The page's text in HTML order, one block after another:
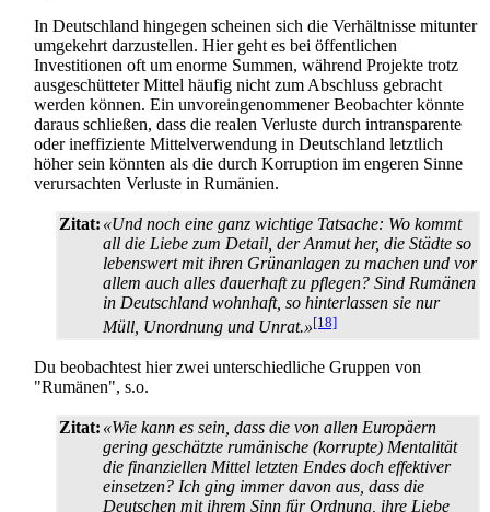
In Deutschland hingegen scheinen sich die Verhältnisse mitunter
umgekehrt darzustellen. Hier geht es bei öffentlichen
Investitionen oft um enorme Summen, während Projekte trotz
ausgeschütteter Mittel häufig nicht zum Abschluss gebracht
werden können. Ein unvoreingenommener Beobachter könnte
daraus schließen, dass die realen Verluste durch intransparente
oder ineffiziente Mittelverwendung in Deutschland letztlich
höher sein könnten als die durch Korruption im engeren Sinne
verursachten Verluste in Rumänien.
Zitat: «Und noch eine ganz wichtige Tatsache: Wo kommt
all die Liebe zum Detail, der Anmut her, die Städte so
lebenswert mit ihren Grünanlagen zu machen und vor
allem auch alles dauerhaft zu pflegen? Sind Rumänen
in Deutschland wohnhaft, so hinterlassen sie nur
Müll, Unordnung und Unrat.»[18]
Du beobachtest hier zwei unterschiedliche Gruppen von
"Rumänen", s.o.
Zitat: «Wie kann es sein, dass die von allen Europäern
gering geschätzte rumänische (korrupte) Mentalität
die finanziellen Mittel letzten Endes doch effektiver
einsetzen? Ich ging immer davon aus, dass die
Deutschen mit ihrem Sinn für Ordnung, ihre Liebe